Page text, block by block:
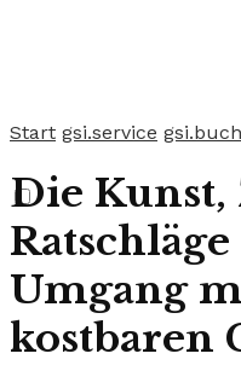
Start gsi.service gsi.buch
Die Kunst,
Umgang
kostbaren